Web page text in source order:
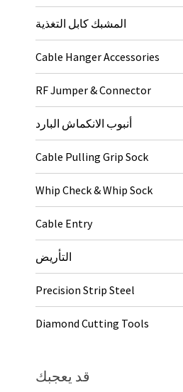
المشبك كابل التغذية
Cable Hanger Accessories
RF Jumper & Connector
أنبوب الانكماش البارد
Cable Pulling Grip Sock
Whip Check & Whip Sock
Cable Entry
التأريض
Precision Strip Steel
Diamond Cutting Tools
قد يعجبك